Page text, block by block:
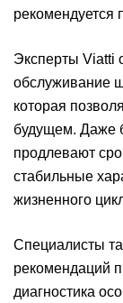
рекомендуется
Эксперты Viatti
обслуживание
которая
будущем. Даже
продлевают
стабильные
жизненного
Специалисты
рекомендаций
диагностика